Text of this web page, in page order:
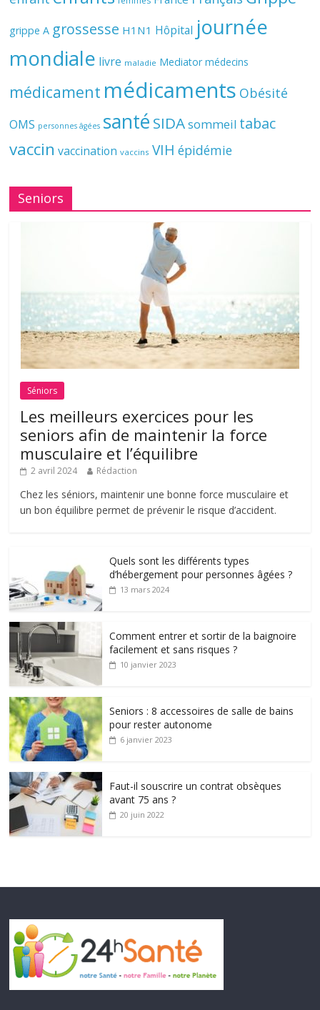
grippe A grossesse H1N1 Hôpital journée
mondiale livre maladie Mediator médecins
médicament médicaments Obésité
OMS personnes âgées santé SIDAsommeil tabac
vaccin vaccination vaccins VIH épidémie
Seniors
Séniors
Les meilleurs exercices pour les
seniors afin de maintenir la force
musculaire et l’équilibre
2 avril 2024 Rédaction
Chez les séniors, maintenir une bonne force musculaire et
un bon équilibre permet de prévenir le risque d’accident.
Quels sont les différents types
d’hébergement pour personnes âgées ?
13 mars 2024
Comment entrer et sortir de la baignoire
facilement et sans risques ?
10 janvier 2023
Seniors : 8 accessoires de salle de bains
pour rester autonome
6 janvier 2023
Faut-il souscrire un contrat obsèques
avant 75 ans ?
20 juin 2022